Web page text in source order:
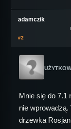
adamczik
#2
Mnie się do 7.1
nie
drzewka